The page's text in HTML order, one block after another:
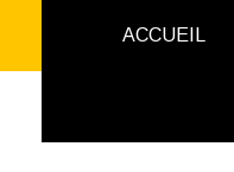
ACCUEIL